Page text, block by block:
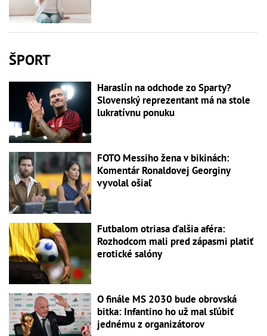
ŠPORT
Haraslín na odchode zo Sparty?
Slovenský reprezentant má na stole
lukratívnu ponuku
FOTO Messiho žena v bikinách:
Komentár Ronaldovej Georginy
vyvolal ošiaľ
Futbalom otriasa ďalšia aféra:
Rozhodcom mali pred zápasmi platiť
erotické salóny
O finále MS 2030 bude obrovská
bitka: Infantino ho už mal sľúbiť
jednému z organizátorov